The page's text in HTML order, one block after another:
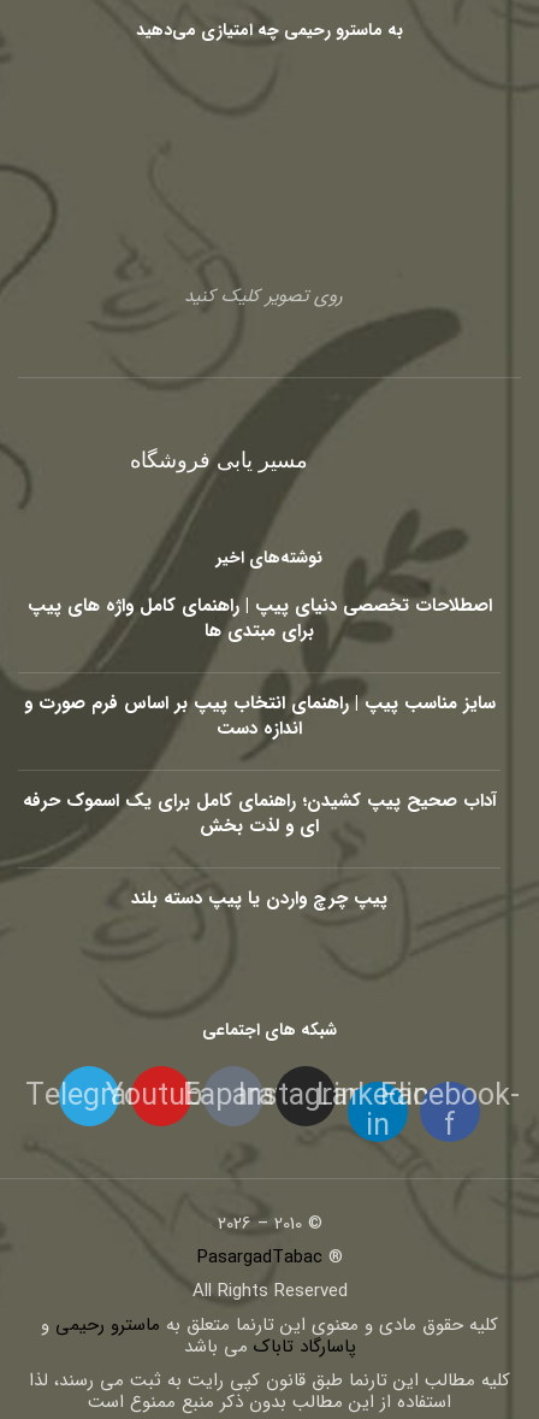
به ماسترو رحیمی چه امتیازی می‌دهید
روی تصویر کلیک کنید
مسیر یابی فروشگاه
نوشته‌های اخیر
اصطلاحات تخصصی دنیای پیپ | راهنمای کامل واژه های پیپ
برای مبتدی ها
سایز مناسب پیپ | راهنمای انتخاب پیپ بر اساس فرم صورت و
اندازه دست
آداب صحیح پیپ کشیدن؛ راهنمای کامل برای یک اسموک حرفه
ای و لذت بخش
پیپ چرچ واردن یا پیپ دسته بلند
شبکه های اجتماعی
Facebook-
f
Linkedin-
in
Instagram
Eaparat
Youtube
Telegram
© 2010 – 2026
®
PasargadTabac
All Rights Reserved
كليه حقوق مادی و معنوی اين تارنما متعلق به ماسترو رحیمی و
پاسارگاد تاباک می باشد
کلیه مطالب این تارنما طبق قانون کپی رایت به ثبت می رسند، لذا
استفاده از این مطالب بدون ذکر منبع ممنوع است